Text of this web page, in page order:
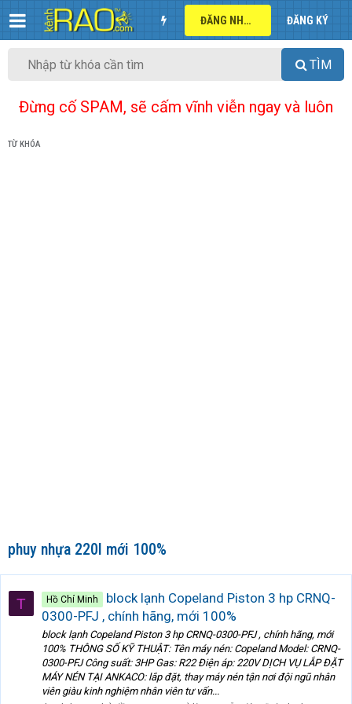
ĐĂNG NHẬP ĐĂNG KÝ
TÌM
Đừng cố SPAM, sẽ cấm vĩnh viễn ngay và luôn
TỪ KHÓA
phuy nhựa 220l mới 100%
T Hồ Chí Minh
block lạnh Copeland Piston 3 hp CRNQ-
0300-PFJ , chính hãng, mới 100%
block lạnh Copeland Piston 3 hp CRNQ-0300-PFJ , chính hãng, mới
100% THÔNG SỐ KỸ THUẬT: Tên máy nén: Copeland Model: CRNQ-
0300-PFJ Công suất: 3HP Gas: R22 Điện áp: 220V DỊCH VỤ LẮP ĐẶT
MÁY NÉN TẠI ANKACO: lắp đặt, thay máy nén tận nơi đội ngũ nhân
viên giàu kinh nghiệm nhân viên tư vấn...